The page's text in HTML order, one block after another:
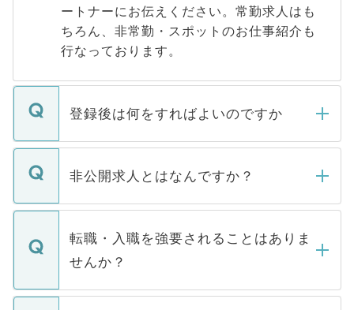
ートナーにお伝えください。常勤求人はも
ちろん、非常勤・スポットのお仕事紹介も
行なっております。
登録後は何をすればよいのですか
ご登録いただきましたら、弊社担当者がご
登録内容を確認し、その後メールもしくは
ます。通常、5営業日以内にはご連絡をせて
いただきますので、しばらくお待ちくださ
非公開求人とはなんですか？
マイナビDOCTORで取り扱っている求人の
うち約3割は、Webサイトからご覧いただ
けない「非公開求人」です。非公開求人は
下記の理由によって、一般には公開してい
ません。
転職・入職を強要されることはありま
せんか？
転職・入職を強要することは一切ありませ